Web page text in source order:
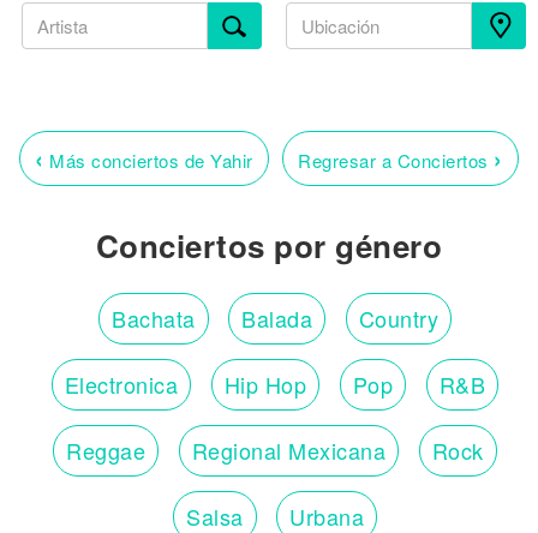
‹ Más conciertos de Yahir Regresar a Conciertos ›
Conciertos por género
Bachata Balada Country
Electronica Hip Hop Pop R&B
Reggae Regional Mexicana Rock
Salsa Urbana